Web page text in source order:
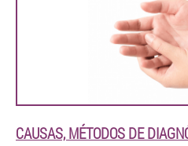
CAUSAS, MÉTODOS DE